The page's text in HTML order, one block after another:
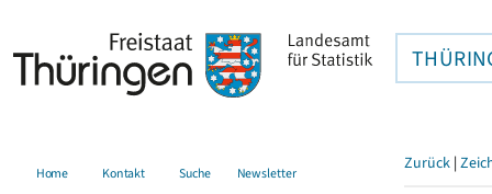
Home Kontakt Suche Newsletter Zurück |